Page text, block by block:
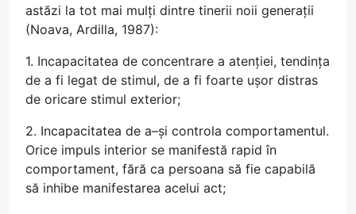
astăzi la tot mai mulți dintre tinerii noii generații
(Noava, Ardilla, 1987):
1. Incapacitatea de concentrare a atenției, tendința
de a fi legat de stimul, de a fi foarte ușor distras
de oricare stimul exterior;
2. Incapacitatea de a–și controla comportamentul.
Orice impuls interior se manifestă rapid în
comportament, fără ca persoana să fie capabilă
să inhibe manifestarea acelui act;